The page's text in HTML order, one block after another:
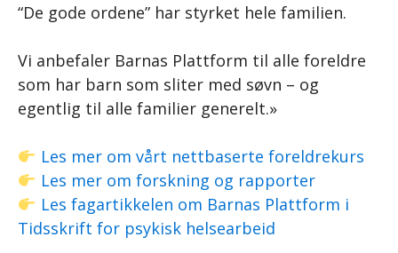
“De gode ordene” har styrket hele familien.
Vi anbefaler Barnas Plattform til alle foreldre
som har barn som sliter med søvn – og
egentlig til alle familier generelt.»
Les mer om vårt nettbaserte foreldrekurs
Les mer om forskning og rapporter
Les fagartikkelen om Barnas Plattform i
Tidsskrift for psykisk helsearbeid